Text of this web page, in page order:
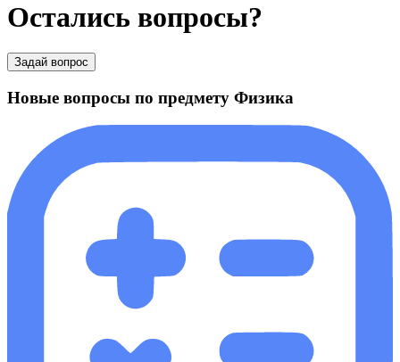
Остались вопросы?
Задай вопрос
Новые вопросы по предмету Физика